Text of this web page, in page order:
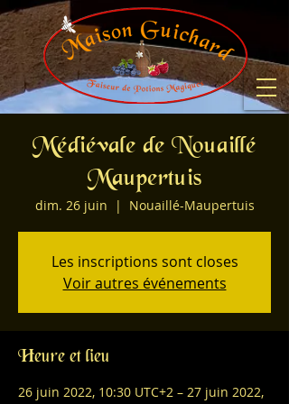
Médiévale de Nouaillé
Maupertuis
dim. 26 juin
  |
Nouaillé-Maupertuis
Les inscriptions sont closes
Voir autres événements
Heure et lieu
26 juin 2022, 10:30 UTC+2 – 27 juin 2022,